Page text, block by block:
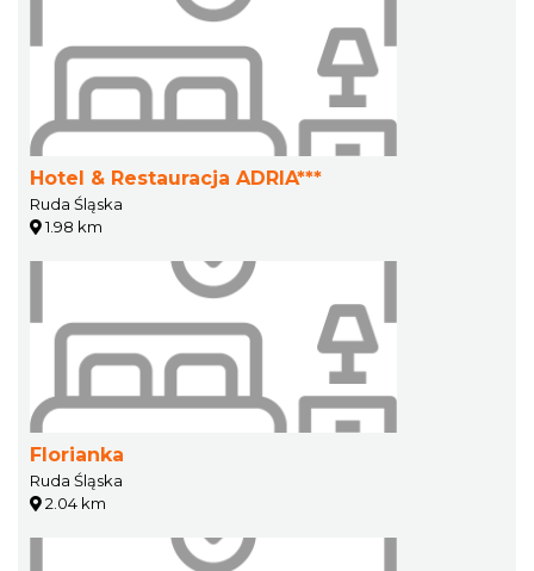
Hotel & Restauracja ADRIA***
Ruda Śląska
1.98 km
Florianka
Ruda Śląska
2.04 km